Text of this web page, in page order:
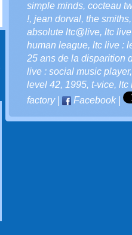
simple minds, cocteau
!, jean dorval, the smiths
absolute ltc@live, ltc
human league, ltc live :
25 ans de la disparition
live : social music player
level 42, 1995, t-vice, ltc
factory| Facebook|